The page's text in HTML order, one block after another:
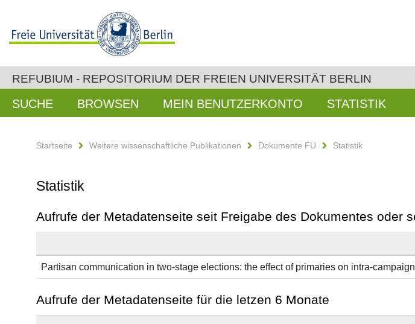
REFUBIUM - REPOSITORIUM DER FREIEN UNIVERSITÄT BERLIN
SUCHE BROWSEN MEIN BENUTZERKONTO STATISTIK
Startseite Weitere wissenschaftliche Publikationen Dokumente FU Statistik
Statistik
Aufrufe der Metadatenseite seit Freigabe des Dokumentes oder
Partisan communication in two-stage elections: the effect of primaries on intra-
Aufrufe der Metadatenseite für die letzen 6 Monate